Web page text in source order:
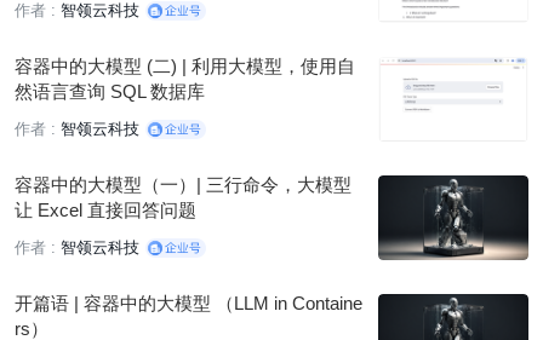
作者 : 智领云科技
容器中的大模型 (二) | 利用大模型，使用自
然语言查询 SQL 数据库
作者 : 智领云科技
容器中的⼤模型（一）| 三行命令，大模型
让 Excel 直接回答问题
作者 : 智领云科技
开篇语 | 容器中的⼤模型 （LLM in Containe
rs）